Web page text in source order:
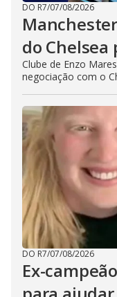
DO R7/07/08/2026
do Chelsea
Clube de Enzo
negociação com o
DO R7/07/08/2026
Ex-